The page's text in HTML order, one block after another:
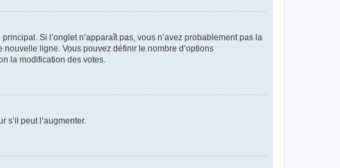
Si l’onglet n’apparaît pas, vous n’avez probablement pas la
ligne. Vous pouvez définir le nombre d’options
la modification des votes.
peut l’augmenter.